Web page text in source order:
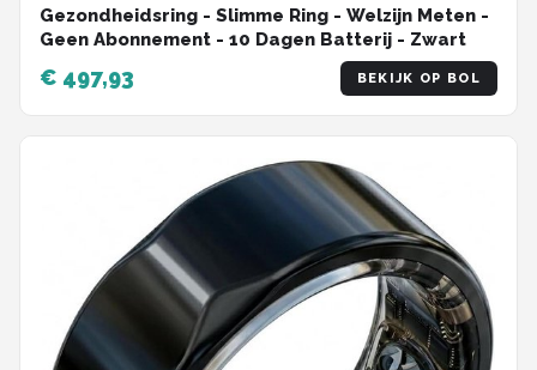
Gezondheidsring - Slimme Ring - Welzijn Meten -
Geen Abonnement - 10 Dagen Batterij - Zwart
€ 497,93 BEKIJK OP BOL